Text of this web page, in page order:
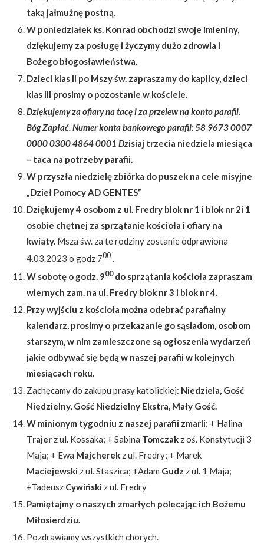
taką jałmużnę postną.
W poniedziałek ks. Konrad obchodzi swoje imieniny,
dziękujemy za posługę i życzymy dużo zdrowia i
Bożego błogosławieństwa.
Dzieci klas II po Mszy św. zapraszamy do kaplicy, dzieci
klas III prosimy o pozostanie w kościele.
Dziękujemy za ofiary na tacę i za przelew na konto parafii.
Bóg Zapłać. Numer konta bankowego parafii: 58 9673 0007
0000 0300 4864 0001 Dzisiaj trzecia niedziela miesiąca
– taca na potrzeby parafii.
W przyszła niedzielę zbiórka do puszek na cele misyjne
„Dzieł Pomocy AD GENTES”
Dziękujemy 4 osobom z ul. Fredry blok nr 1 i blok nr 2i 1
osobie chętnej za sprzątanie kościoła i ofiary na
kwiaty. Msza św. za te rodziny zostanie odprawiona
4.03.2023 o godz 700 .
W sobotę o godz. 900do sprzątania kościoła zapraszam
wiernych zam. na ul. Fredry blok nr 3 i blok nr 4.
Przy wyjściu z kościoła można odebrać parafialny
kalendarz, prosimy o przekazanie go sąsiadom, osobom
starszym, w nim zamieszczone są ogłoszenia wydarzeń
jakie odbywać się będą w naszej parafii w kolejnych
miesiącach roku.
Zachęcamy do zakupu prasy katolickiej: Niedziela, Gość
Niedzielny, Gość Niedzielny Ekstra, Mały Gość.
W minionym tygodniu z naszej parafii zmarli: + Halina
Trajer z ul. Kossaka; + Sabina Tomczak z oś. Konstytucji 3
Maja; + Ewa Majcherek z ul. Fredry; + Marek
Maciejewski z ul. Staszica; +Adam Gudz z ul. 1 Maja;
+Tadeusz Cywiński z ul. Fredry
Pamiętajmy o naszych zmarłych polecając ich Bożemu
Miłosierdziu.
Pozdrawiamy wszystkich chorych.